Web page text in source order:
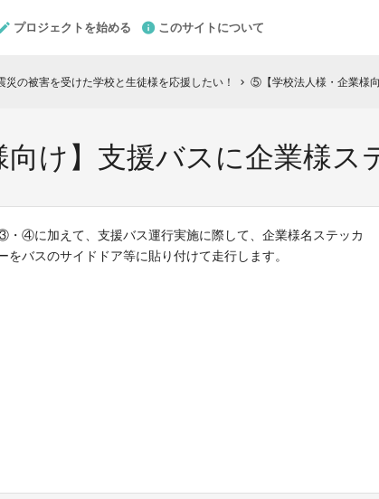
プロジェクトを始める このサイトについて
災の被害を受けた学校と生徒様を応援したい！ chevron_right ⑤【学校法人様・企業様
け】支援バスに企業様ス
・④に加えて、支援バス運行実施に際して、企業様名ステッカ
をバスのサイドドア等に貼り付けて走行します。